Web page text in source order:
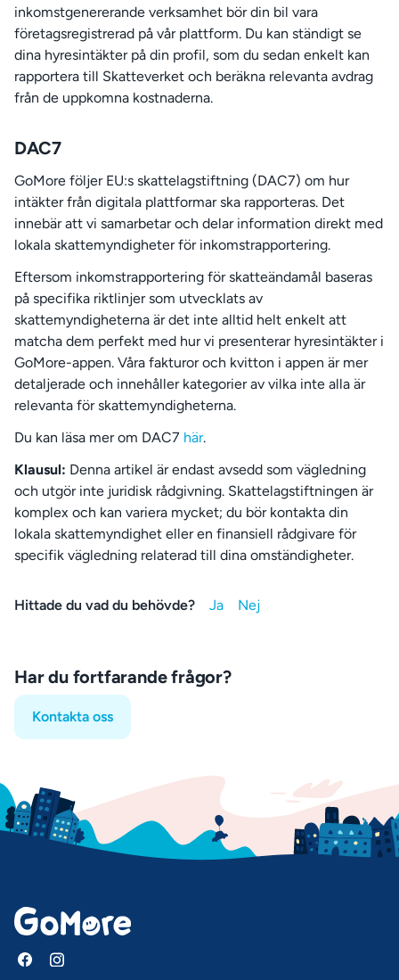
inkomstgenererande verksamhet bör din bil vara
företagsregistrerad på vår plattform. Du kan ständigt se
dina hyresintäkter på din profil, som du sedan enkelt kan
rapportera till Skatteverket och beräkna relevanta avdrag
från de uppkomna kostnaderna.
DAC7
GoMore följer EU:s skattelagstiftning (DAC7) om hur
intäkter från digitala plattformar ska rapporteras. Det
innebär att vi samarbetar och delar information direkt med
lokala skattemyndigheter för inkomstrapportering.
Eftersom inkomstrapportering för skatteändamål baseras
på specifika riktlinjer som utvecklats av
skattemyndigheterna är det inte alltid helt enkelt att
matcha dem perfekt med hur vi presenterar hyresintäkter i
GoMore-appen. Våra fakturor och kvitton i appen är mer
detaljerade och innehåller kategorier av vilka inte alla är
relevanta för skattemyndigheterna.
Du kan läsa mer om DAC7 här.
Klausul: Denna artikel är endast avsedd som vägledning
och utgör inte juridisk rådgivning. Skattelagstiftningen är
komplex och kan variera mycket; du bör kontakta din
lokala skattemyndighet eller en finansiell rådgivare för
specifik vägledning relaterad till dina omständigheter.
Hittade du vad du behövde?
Har du fortfarande frågor?
Kontakta oss